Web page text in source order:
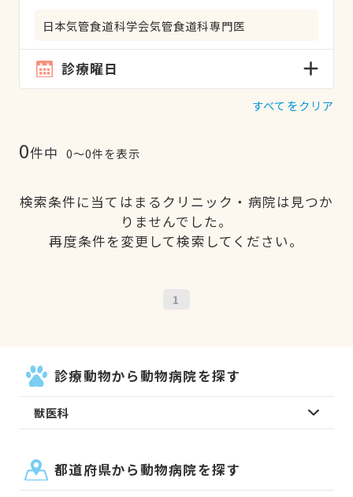
日本気管食道科学会気管食道科専門医
診療曜日
すべてをクリア
0件中 0〜0件を表示
検索条件に当てはまるクリニック・病院は見つか
りませんでした。
再度条件を変更して検索してください。
1
診療動物から動物病院を探す
獣医科
都道府県から動物病院を探す